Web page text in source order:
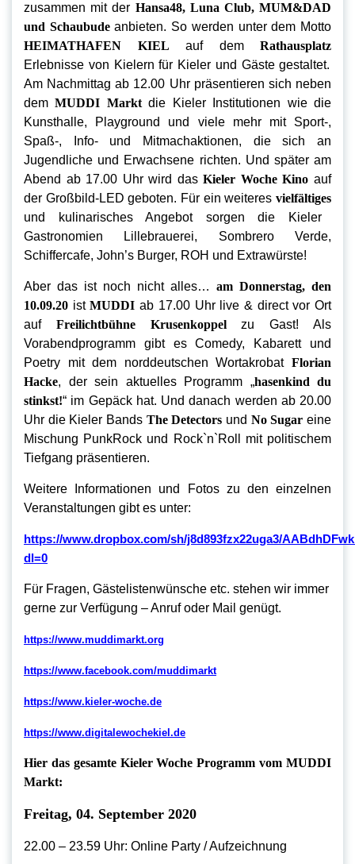
zusammen mit der Hansa48, Luna Club, MUM&DAD
und Schaubudeanbieten. So werden unter dem Motto
HEIMATHAFEN KIEL auf dem Rathausplatz
Erlebnisse von Kielern für Kieler und Gäste gestaltet.
Am Nachmittag ab 12.00 Uhr präsentieren sich neben
demMUDDI Marktdie Kieler Institutionen wie die
Kunsthalle, Playground und viele mehr mit Sport-,
Spaß-, Info- und Mitmachaktionen, die sich an
Jugendliche und Erwachsene richten. Und später am
Abend ab 17.00 Uhr wird dasKieler Woche Kino auf
der Großbild-LED geboten. Für ein weiteres vielfältiges
und kulinarisches Angebot sorgen die Kieler
Gastronomien Lillebrauerei, Sombrero Verde,
Schiffercafe, John’s Burger, ROH und Extrawürste!
Aber das ist noch nicht alles… am Donnerstag, den
10.09.20 istMUDDIab 17.00 Uhr
live & direct vor Ort
auf Freilichtbühne Krusenkoppelzu Gast! Als
Vorabendprogramm gibt es Comedy, Kabarett und
Poetry mit dem norddeutschen Wortakrobat Florian
Hacke, der sein aktuelles Programm „hasenkind du
stinkst!“ im Gepäck hat. Und danach werden ab 20.00
Uhr die Kieler Bands The Detectors und No Sugar eine
Mischung PunkRock und Rock`n`Roll mit politischem
Tiefgang präsentieren.
Weitere Informationen und Fotos zu den einzelnen
Veranstaltungen gibt es unter:
https://www.dropbox.com/sh/j8d893fzx22uga3/
dl=0
Für Fragen, Gästelistenwünsche etc. stehen wir immer
gerne zur Verfügung – Anruf oder Mail genügt.
https://www.muddimarkt.org
https://www.facebook.com/muddimarkt
https://www.kieler-woche.de
https://www.digitalewochekiel.de
Hier das gesamte Kieler Woche Programm vom MUDDI
Markt:
Freitag, 04. September 2020
22.00 – 23.59 Uhr: Online Party / Aufzeichnung